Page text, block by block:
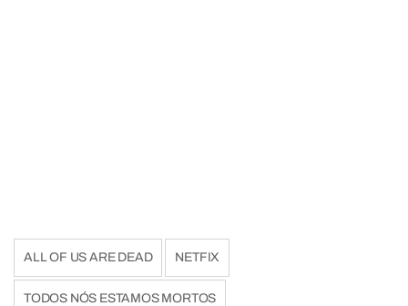
ALL OF US ARE DEAD NETFIX
TODOS NÓS ESTAMOS MORTOS